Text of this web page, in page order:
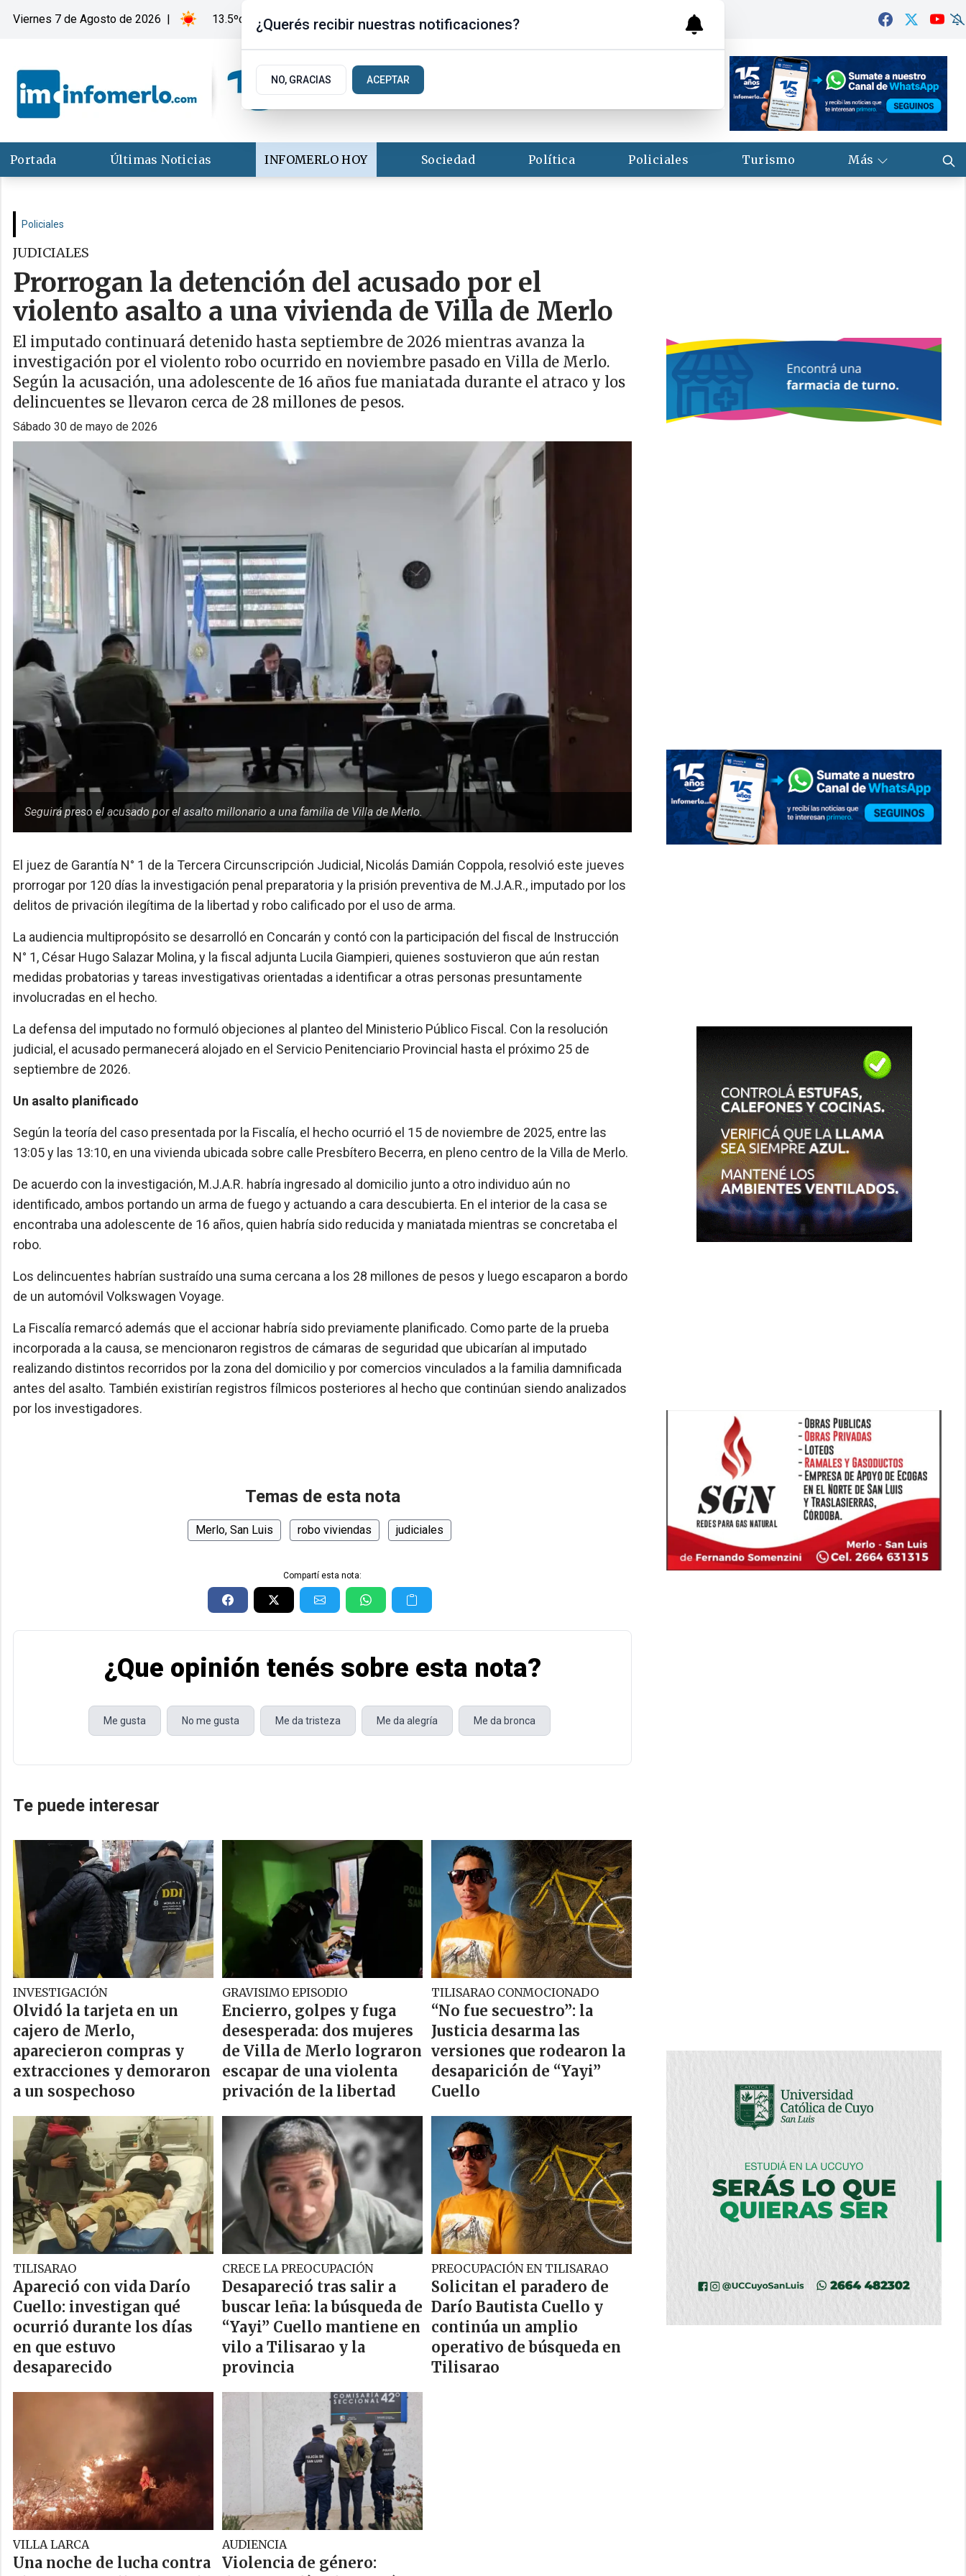
Viernes 7 de Agosto de 2026 | 13.5ºc | Merlo, San Luis
Portada Últimas Noticias INFOMERLO HOY Sociedad Política Policiales Turismo Más
Policiales
JUDICIALES
Prorrogan la detención del acusado por el
violento asalto a una vivienda de Villa de Merlo
El imputado continuará detenido hasta septiembre de 2026 mientras avanza la
investigación por el violento robo ocurrido en noviembre pasado en Villa de Merlo.
Según la acusación, una adolescente de 16 años fue maniatada durante el atraco y los
delincuentes se llevaron cerca de 28 millones de pesos.
sábado 30 de mayo de 2026
Seguirá preso el acusado por el asalto millonario a una familia de Villa de Merlo.
El juez de Garantía N° 1 de la Tercera Circunscripción Judicial, Nicolás Damián Coppola, resolvió este jueves
prorrogar por 120 días la investigación penal preparatoria y la prisión preventiva de M.J.A.R., imputado por los
delitos de privación ilegítima de la libertad y robo calificado por el uso de arma.
La audiencia multipropósito se desarrolló en Concarán y contó con la participación del fiscal de Instrucción
N° 1, César Hugo Salazar Molina, y la fiscal adjunta Lucila Giampieri, quienes sostuvieron que aún restan
medidas probatorias y tareas investigativas orientadas a identificar a otras personas presuntamente
involucradas en el hecho.
La defensa del imputado no formuló objeciones al planteo del Ministerio Público Fiscal. Con la resolución
judicial, el acusado permanecerá alojado en el Servicio Penitenciario Provincial hasta el próximo 25 de
septiembre de 2026.
Un asalto planificado
Según la teoría del caso presentada por la Fiscalía, el hecho ocurrió el 15 de noviembre de 2025, entre las
13:05 y las 13:10, en una vivienda ubicada sobre calle Presbítero Becerra, en pleno centro de la Villa de Merlo.
De acuerdo con la investigación, M.J.A.R. habría ingresado al domicilio junto a otro individuo aún no
identificado, ambos portando un arma de fuego y actuando a cara descubierta. En el interior de la casa se
encontraba una adolescente de 16 años, quien habría sido reducida y maniatada mientras se concretaba el
robo.
Los delincuentes habrían sustraído una suma cercana a los 28 millones de pesos y luego escaparon a bordo
de un automóvil Volkswagen Voyage.
La Fiscalía remarcó además que el accionar habría sido previamente planificado. Como parte de la prueba
incorporada a la causa, se mencionaron registros de cámaras de seguridad que ubicarían al imputado
realizando distintos recorridos por la zona del domicilio y por comercios vinculados a la familia damnificada
antes del asalto. También existirían registros fílmicos posteriores al hecho que continúan siendo analizados
por los investigadores.
Temas de esta nota
Merlo, San Luis robo viviendas judiciales
Compartí esta nota:
¿Que opinión tenés sobre esta nota?
Me gusta No me gusta Me da tristeza Me da alegría Me da bronca
Te puede interesar
INVESTIGACIÓN
Olvidó la tarjeta en un
cajero de Merlo,
aparecieron compras y
extracciones y demoraron
a un sospechoso
GRAVISIMO EPISODIO
Encierro, golpes y fuga
desesperada: dos mujeres
de Villa de Merlo lograron
escapar de una violenta
privación de la libertad
TILISARAO CONMOCIONADO
“No fue secuestro”: la
Justicia desarma las
versiones que rodearon la
desaparición de “Yayi”
Cuello
TILISARAO
Apareció con vida Darío
Cuello: investigan qué
ocurrió durante los días
en que estuvo
desaparecido
CRECE LA PREOCUPACIÓN
Desapareció tras salir a
buscar leña: la búsqueda de
“Yayi” Cuello mantiene en
vilo a Tilisarao y la
provincia
PREOCUPACIÓN EN TILISARAO
Solicitan el paradero de
Darío Bautista Cuello y
continúa un amplio
operativo de búsqueda en
Tilisarao
VILLA LARCA
Una noche de lucha contra
AUDIENCIA
Violencia de género:
¿Querés recibir nuestras notificaciones?
NO, GRACIAS ACEPTAR